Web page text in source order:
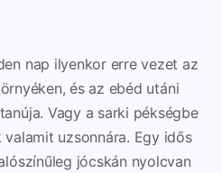
nap ilyenkor erre vezet az
és az ebéd utáni
Vagy a sarki pékségbe
uzsonnára. Egy idős
jócskán nyolcvan